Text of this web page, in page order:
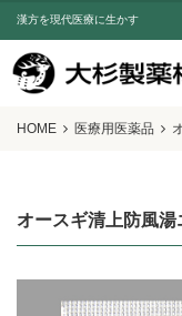
漢方を現代医療に生かす
HOME 医療用医薬品
オースギ清上防風湯